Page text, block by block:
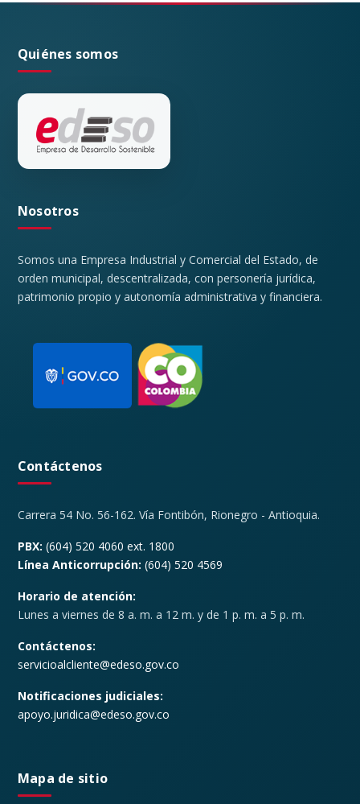
Quiénes somos
Nosotros
Somos una Empresa Industrial y Comercial del Estado, de
orden municipal, descentralizada, con personería jurídica,
patrimonio propio y autonomía administrativa y financiera.
Contáctenos
Carrera 54 No. 56-162. Vía Fontibón, Rionegro - Antioquia.
PBX: (604) 520 4060 ext. 1800
Línea Anticorrupción: (604) 520 4569
Horario de atención:
Lunes a viernes de 8 a. m. a 12 m. y de 1 p. m. a 5 p. m.
Contáctenos:
servicioalcliente@edeso.gov.co
Notificaciones judiciales:
apoyo.juridica@edeso.gov.co
Mapa de sitio